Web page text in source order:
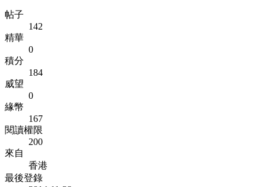
帖子
142
精華
0
積分
184
威望
0
緣幣
167
閱讀權限
200
來自
香港
最後登錄